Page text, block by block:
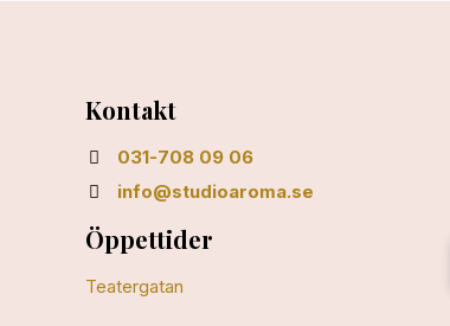
Kontakt
031-708 09 06
info@studioaroma.se
Öppettider
Teatergatan